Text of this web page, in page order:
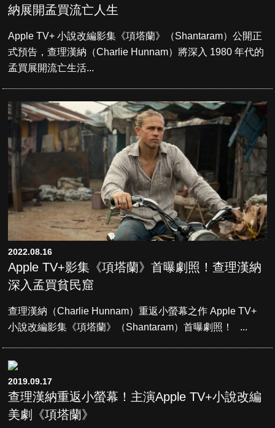
納展開孟買流亡人生
Apple TV+ 小說改編影集《項塔蘭》（Shantaram）公開正
式預告，查理漢納（Charlie Hunnam）將深入 1980 年代的
孟買展開流亡生活...
2022.08.16
Apple TV+影集《項塔蘭》首曝劇照！查理漢納
深入孟買貧民窟
查理漢納（Charlie Hunnam）重返小螢幕之作 Apple TV+
小說改編影集《項塔蘭》（Shantaram）首曝劇照！ ...
2019.09.17
查理漢納重返小螢幕！主演Apple TV+小說改編
美劇《項塔蘭》